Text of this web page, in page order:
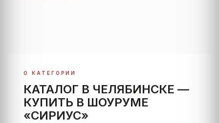
О КАТЕГОРИИ
КАТАЛОГ В ЧЕЛЯБИНСКЕ —
КУПИТЬ В ШОУРУМЕ
«СИРИУС»